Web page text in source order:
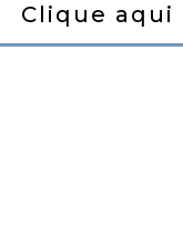
Clique aqui